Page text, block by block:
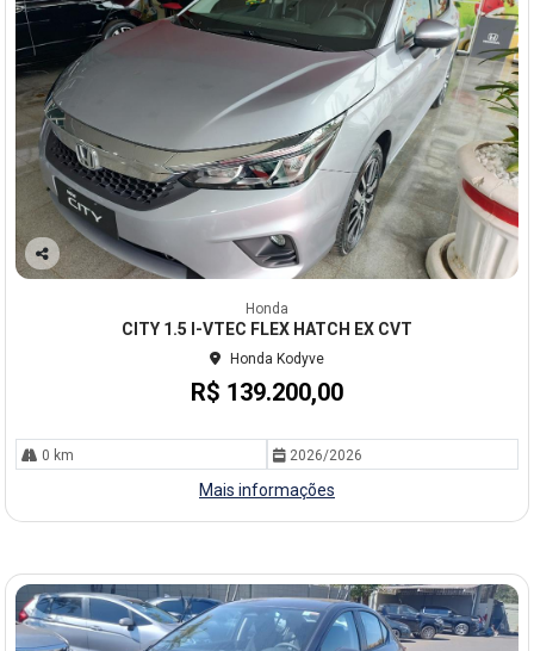
Co
Honda
CITY 1.5 I-VTEC FLEX HATCH EX CVT
Honda Kodyve
R$ 139.200,00
0 km 2026/2026
Mais informações